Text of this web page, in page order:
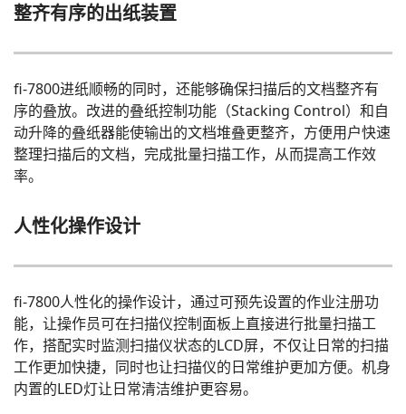
整齐有序的出纸装置
fi-7800进纸顺畅的同时，还能够确保扫描后的文档整齐有
序的叠放。改进的叠纸控制功能（Stacking Control）和自
动升降的叠纸器能使输出的文档堆叠更整齐，方便用户快速
整理扫描后的文档，完成批量扫描工作，从而提高工作效
率。
人性化操作设计
fi-7800人性化的操作设计，通过可预先设置的作业注册功
能，让操作员可在扫描仪控制面板上直接进行批量扫描工
作，搭配实时监测扫描仪状态的LCD屏，不仅让日常的扫描
工作更加快捷，同时也让扫描仪的日常维护更加方便。机身
内置的LED灯让日常清洁维护更容易。